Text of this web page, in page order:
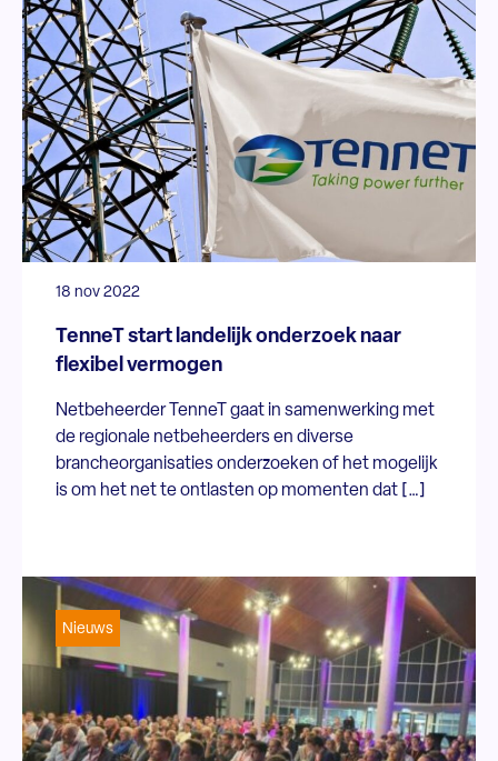
18 nov 2022
TenneT start landelijk onderzoek naar
flexibel vermogen
Netbeheerder TenneT gaat in samenwerking met
de regionale netbeheerders en diverse
brancheorganisaties onderzoeken of het mogelijk
is om het net te ontlasten op momenten dat […]
Nieuws